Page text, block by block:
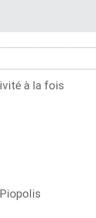
à la fois